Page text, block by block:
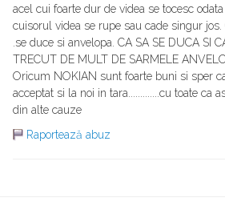
acel cui foarte dur de videa se tocesc
cuisorul videa se rupe sau cade singur
.se duce si anvelopa. CA SA SE DUCA SI
TRECUT DE MULT DE SARMELE
Oricum NOKIAN sunt foarte buni si sper
acceptat si la noi in tara.............cu toate ca
din alte cauze
Raportează abuz